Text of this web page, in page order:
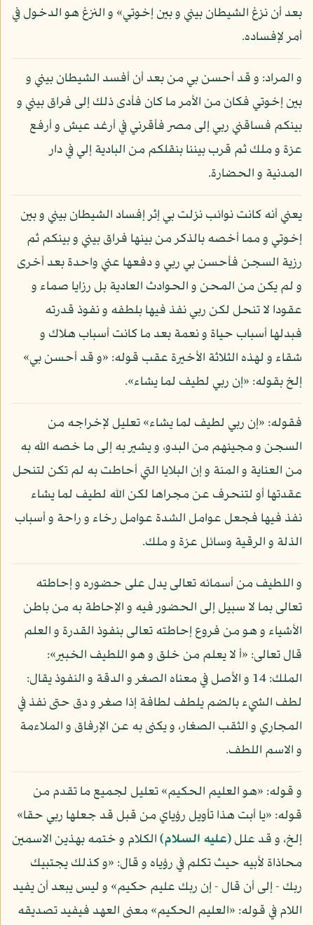
بعد أن نزغ الشيطان بيني و بين إخوتي» و النزغ هو الدخول في
أمر لإفساده.
و المراد: و قد أحسن بي من بعد أن أفسد الشيطان بيني و
بين إخوتي فكان من الأمر ما كان فأدى ذلك إلى فراق بيني و
بينكم فساقني ربي إلى مصر فأقرني في أرغد عيش و أرفع
عزة و ملك ثم قرب بيننا بنقلكم من البادية إلي في دار
المدنية و الحضارة.
يعني أنه كانت نوائب نزلت بي إثر إفساد الشيطان بيني و بين
إخوتي و مما أخصه بالذكر من بينها فراق بيني و بينكم ثم
رزية السجن فأحسن بي ربي و دفعها عني واحدة بعد أخرى
و لم يكن من المحن و الحوادث العادية بل رزايا صماء و
عقودا لا تنحل لكن ربي نفذ فيها بلطفه و نفوذ قدرته
فبدلها أسباب حياة و نعمة بعد ما كانت أسباب هلاك و
شقاء و لهذه الثلاثة الأخيرة عقب قوله: «و قد أحسن بي»
إلخ بقوله: «إن ربي لطيف لما يشاء».
فقوله: «إن ربي لطيف لما يشاء» تعليل لإخراجه من
السجن و مجيئهم من البدو، و يشير به إلى ما خصه الله به
من العناية و المنة و إن البلايا التي أحاطت به لم تكن لتنحل
عقدتها أو لتنحرف عن مجراها لكن الله لطيف لما يشاء
نفذ فيها فجعل عوامل الشدة عوامل رخاء و راحة و أسباب
الذلة و الرقية وسائل عزة و ملك.
و اللطيف من أسمائه تعالى يدل على حضوره و إحاطته
تعالى بما لا سبيل إلى الحضور فيه و الإحاطة به من باطن
الأشياء و هو من فروع إحاطته تعالى بنفوذ القدرة و العلم
قال تعالى: «أ لا يعلم من خلق و هو اللطيف الخبير»:
الملك: 14 و الأصل في معناه الصغر و الدقة و النفوذ يقال:
لطف الشيء بالضم يلطف لطافة إذا صغر و دق حتى نفذ في
المجاري و الثقب الصغار، و يكنى به عن الإرفاق و الملاءمة
و الاسم اللطف.
و قوله: «هو العليم الحكيم» تعليل لجميع ما تقدم من
قوله: «يا أبت هذا تأويل رؤياي من قبل قد جعلها ربي حقا»
إلخ، و قد علل(عليه السلام)الكلام و ختمه بهذين الاسمين
محاذاة لأبيه حيث تكلم في رؤياه و قال: «و كذلك يجتبيك
ربك - إلى أن قال - إن ربك عليم حكيم» و ليس يبعد أن يفيد
اللام في قوله: «العليم الحكيم» معنى العهد فيفيد تصديقه